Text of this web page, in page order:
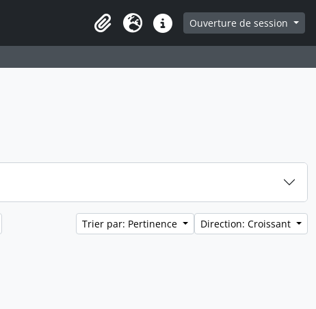
Presse-papier
LangueLiens rapidesOuverture de session
Trier par: Pertinence Direction: Croissant